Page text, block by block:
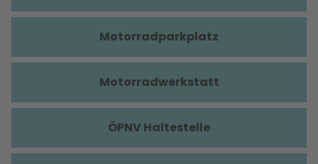
Motorradparkplatz
Motorradwerkstatt
ÖPNV Haltestelle